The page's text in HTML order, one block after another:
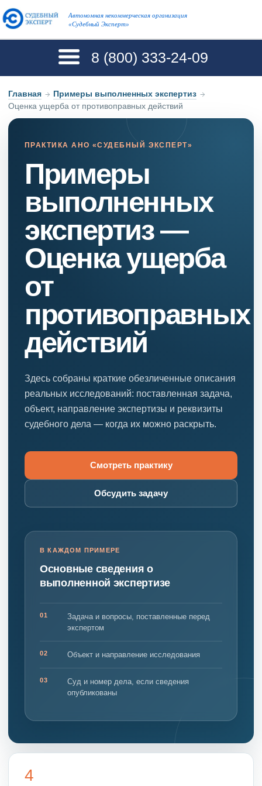
Автономная некоммерческая организация
«Судебный Эксперт»
8 (800) 333-24-09
Главная → Примеры выполненных экспертиз →
Оценка ущерба от противоправных действий
ПРАКТИКА АНО «СУДЕБНЫЙ ЭКСПЕРТ»
Примеры
выполненных
экспертиз —
Оценка ущерба
от
противоправных
действий
Здесь собраны краткие обезличенные описания
реальных исследований: поставленная задача,
объект, направление экспертизы и реквизиты
судебного дела — когда их можно раскрыть.
Смотреть практику
Обсудить задачу
В КАЖДОМ ПРИМЕРЕ
Основные сведения о
выполненной экспертизе
01
Задача и вопросы, поставленные перед
экспертом
02 Объект и направление исследования
03
Суд и номер дела, если сведения
опубликованы
4